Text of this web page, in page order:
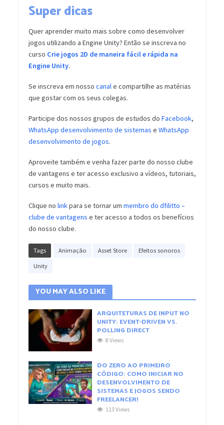
Super dicas
Quer aprender muito mais sobre como desenvolver
jogos utilizando a Engine Unity? Então se inscreva no
curso Crie jogos 2D de maneira fácil e rápida na
Engine Unity.
Se inscreva em nosso canale compartilhe as matérias
que gostar com os seus colegas.
Participe dos nossos grupos de estudos do Facebook,
WhatsApp desenvolvimento de sistemas e WhatsApp
desenvolvimento de jogos.
Aproveite também e venha fazer parte do nosso clube
de vantagens e ter acesso exclusivo a vídeos, tutoriais,
cursos e muito mais.
Clique no linkpara se tornar um membro do dfilitto –
clube de vantagens e ter acesso a todos os benefícios
do nosso clube.
Tags Animação Asset Store Efeitos sonoros
Unity
YOU MAY ALSO LIKE
ARQUITETURAS DE INPUT NO
UNITY: EVENT-DRIVEN VS.
POLLING DIRECT
8 Views
DO ZERO AO PRIMEIRO
CÓDIGO: COMO INICIAR NO
DESENVOLVIMENTO DE
SISTEMAS E JOGOS SENDO
FREELANCER!
113 Views